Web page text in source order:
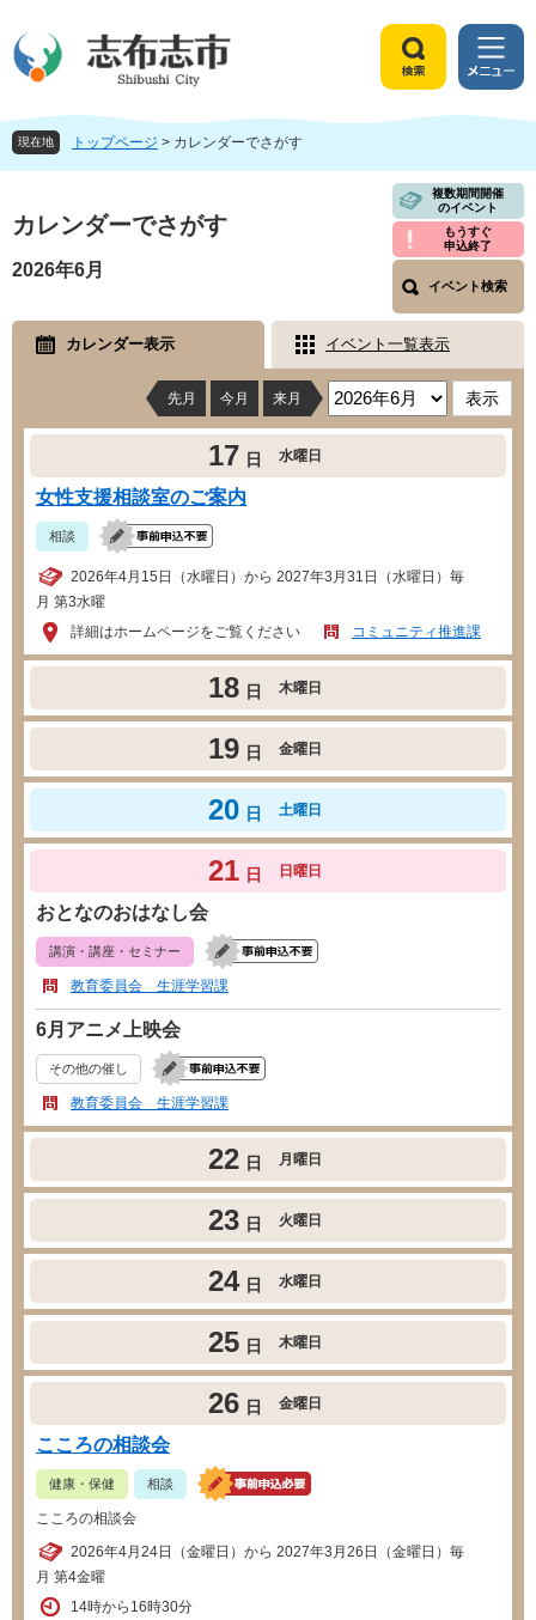
ジ
頭
ュ
飛
本
文
索
メ
ニ
ュ
現在地 トップページ > カレンダーでさがす
文
カレンダーでさがす
複数期間開催
のイベント
もうすぐ
申込終了
イベント検索
2026年6月
カレンダー表示 イベント一覧表示
先月 今月 来月
17 日 水曜日
女性支援相談室のご案内
相談
2026年4月15日（水曜日）から 2027年3月31日（水曜日）毎
月 第3水曜
詳細はホームページをご覧ください
コミュニティ推進課
18 日 木曜日
19 日 金曜日
20 日 土曜日
21 日 日曜日
おとなのおはなし会
講演・講座・セミナー
教育委員会 生涯学習課
6月アニメ上映会
その他の催し
教育委員会 生涯学習課
22 日 月曜日
23 日 火曜日
24 日 水曜日
25 日 木曜日
26 日 金曜日
こころの相談会
健康・保健 相談
こころの相談会
2026年4月24日（金曜日）から 2027年3月26日（金曜日）毎
月 第4金曜
14時から16時30分